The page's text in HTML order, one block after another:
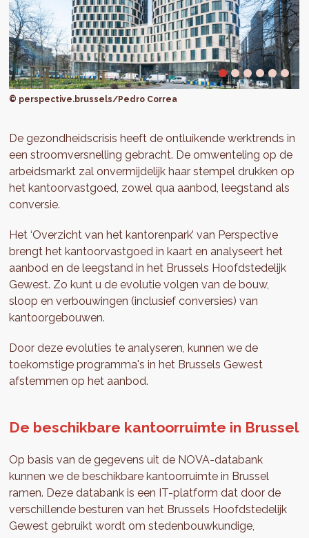
© perspective.brussels/Pedro Correa
De gezondheidscrisis heeft de ontluikende werktrends in
een stroomversnelling gebracht. De omwenteling op de
arbeidsmarkt zal onvermijdelijk haar stempel drukken op
het kantoorvastgoed, zowel qua aanbod, leegstand als
conversie.
Het ‘Overzicht van het kantorenpark’ van Perspective
brengt het kantoorvastgoed in kaart en analyseert het
aanbod en de leegstand in het Brussels Hoofdstedelijk
Gewest. Zo kunt u de evolutie volgen van de bouw,
sloop en verbouwingen (inclusief conversies) van
kantoorgebouwen.
Door deze evoluties te analyseren, kunnen we de
toekomstige programma's in het Brussels Gewest
afstemmen op het aanbod.
De beschikbare kantoorruimte in Brussel
Op basis van de gegevens uit de NOVA-databank
kunnen we de beschikbare kantoorruimte in Brussel
ramen. Deze databank is een IT-platform dat door de
verschillende besturen van het Brussels Hoofdstedelijk
Gewest gebruikt wordt om stedenbouwkundige,